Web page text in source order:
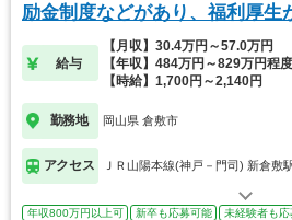
励金制度などがあり、福利厚生
給与
【月収】30.4万円～57.0万円
【年収】484万円～829万円程
【時給】1,700円～2,140円
勤務地 岡山県 倉敷市
アクセス ＪＲ山陽本線(神戸－門司) 新倉敷
年収800万円以上可 新卒も応募可能
未経験者も応